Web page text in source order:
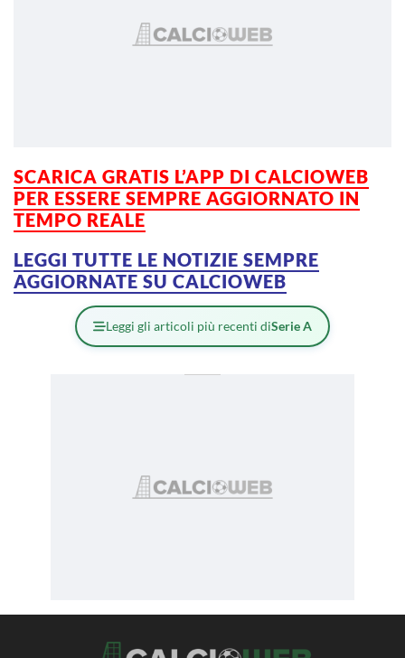
SCARICA GRATIS L’APP DI CALCIOWEB
PER ESSERE SEMPRE AGGIORNATO IN
TEMPO REALE
LEGGI TUTTE LE NOTIZIE SEMPRE
AGGIORNATE SU CALCIOWEB
Leggi gli articoli più recenti diSerie A